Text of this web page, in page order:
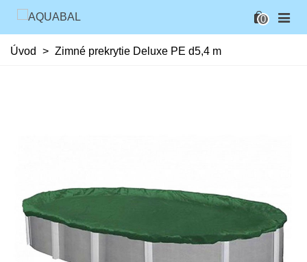
0
Úvod > Zimné prekrytie Deluxe PE d5,4 m